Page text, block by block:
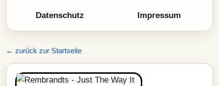
Datenschutz Impressum
← zurück zur Startseite